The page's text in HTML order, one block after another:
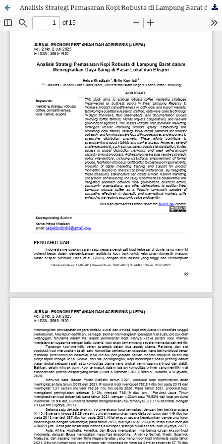
Analisis Strategi Pemasaran Kopi Robusta di Lampung Barat dalam Meningkatkan Daya Saing di Pasar Lokal dan Ekspor